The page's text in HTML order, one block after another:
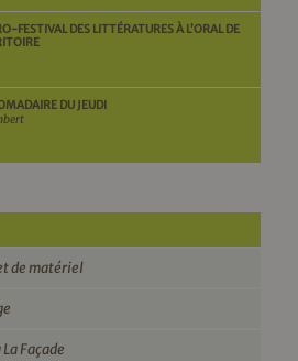
FESTIVAL DES LITTÉRATURES À L’ORAL DE
DU JEUDI
de matériel
Façade